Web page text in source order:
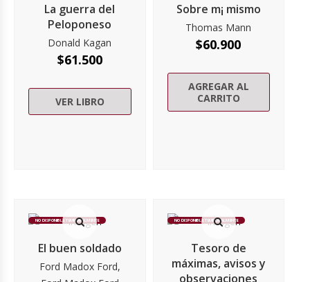
La guerra del
Peloponeso
Donald Kagan
$61.500
VER LIBRO
Sobre m¡ mismo
Thomas Mann
$60.900
AGREGAR AL
CARRITO
NO DISPONIBLE TEMPORALMENTE
El buen soldado
Ford Madox Ford,
NO DISPONIBLE TEMPORALMENTE
Tesoro de
máximas, avisos y
observaciones